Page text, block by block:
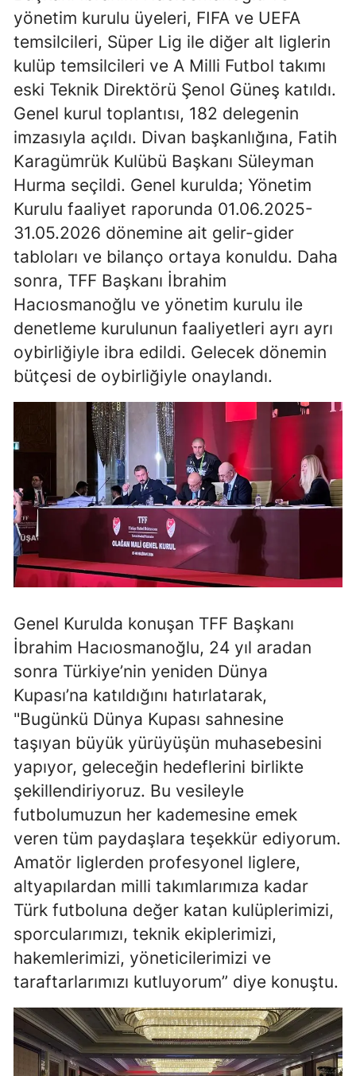
Edirne
Elazığ
Erzincan
Erzurum
Eskişehir
Gaziantep
Giresun
Gümüşhane
Hatay
Isparta
Mersin
İstanbul
İzmir
Kars
Kastamonu
Kayseri
Kırklareli
Kocaeli
Konya
Kütahya
Malatya
Manisa
Kahramanmaraş
Mardin
Muğla
Muş
Nevşehir
Niğde
Rize
Sakarya
yönetim kurulu üyeleri, FIFA ve UEFA
temsilcileri, Süper Lig ile diğer alt liglerin
kulüp temsilcileri ve A Milli Futbol takımı
eski Teknik Direktörü Şenol Güneş katıldı.
Genel kurul toplantısı, 182 delegenin
imzasıyla açıldı. Divan başkanlığına, Fatih
Karagümrük Kulübü Başkanı Süleyman
Hurma seçildi. Genel kurulda; Yönetim
Kurulu faaliyet raporunda 01.06.2025-
31.05.2026 dönemine ait gelir-gider
tabloları ve bilanço ortaya konuldu. Daha
sonra, TFF Başkanı İbrahim
Hacıosmanoğlu ve yönetim kurulu ile
denetleme kurulunun faaliyetleri ayrı ayrı
oybirliğiyle ibra edildi. Gelecek dönemin
bütçesi de oybirliğiyle onaylandı.
Genel Kurulda konuşan TFF Başkanı
İbrahim Hacıosmanoğlu, 24 yıl aradan
sonra Türkiye’nin yeniden Dünya
Kupası’na katıldığını hatırlatarak,
"Bugünkü Dünya Kupası sahnesine
taşıyan büyük yürüyüşün muhasebesini
yapıyor, geleceğin hedeflerini birlikte
şekillendiriyoruz. Bu vesileyle
futbolumuzun her kademesine emek
veren tüm paydaşlara teşekkür ediyorum.
Amatör liglerden profesyonel liglere,
altyapılardan milli takımlarımıza kadar
Türk futboluna değer katan kulüplerimizi,
sporcularımızı, teknik ekiplerimizi,
hakemlerimizi, yöneticilerimizi ve
taraftarlarımızı kutluyorum” diye konuştu.